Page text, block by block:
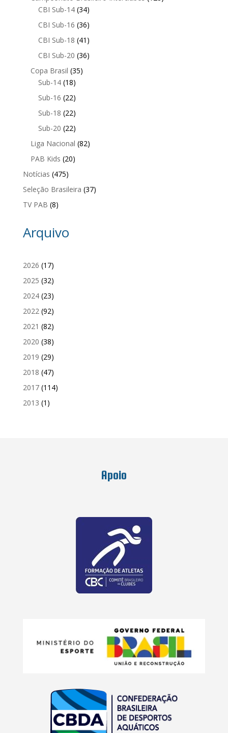
CBI Sub-14(34)
CBI Sub-16 (36)
CBI Sub-18 (41)
CBI Sub-20 (36)
Copa Brasil (35)
Sub-14(18)
Sub-16 (22)
Sub-18 (22)
Sub-20 (22)
Liga Nacional (82)
PAB Kids (20)
Notícias (475)
Seleção Brasileira (37)
TV PAB (8)
Arquivo
2026 (17)
2025 (32)
2024(23)
2022 (92)
2021 (82)
2020 (38)
2019 (29)
2018 (47)
2017(114)
2013 (1)
Apoio